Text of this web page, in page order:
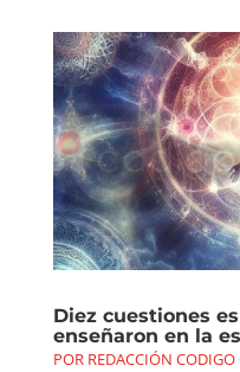
Diez cuestiones
enseñaron en la
POR REDACCIÓN